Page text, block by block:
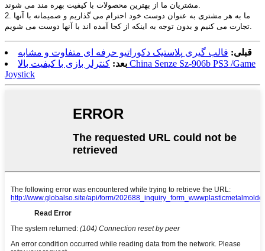
مشتریان ما از بهترین محصولات با کیفیت بهره مند می شوند.
2. ما به هر مشتری به عنوان دوست خود احترام می گذاریم و صمیمانه با آنها
تجارت می کنیم و بدون توجه به اینکه از کجا آمده اند با آنها دوست می شویم.
قبلی: قالب گیری پلاستیک دکوراتیو حرفه ای متفاوت و مشابه
بعد: کنترلر بازی با کیفیت بالا China Senze Sz-906b PS3 /Game
Joystick